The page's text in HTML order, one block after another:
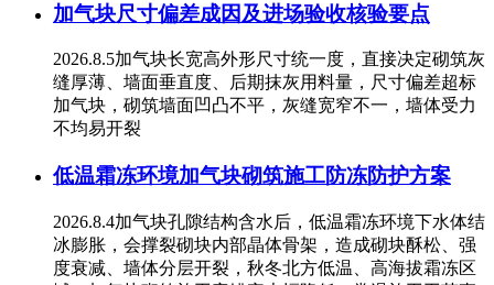
加气块尺寸偏差成因及进场验收核验要点
2026.8.5加气块长宽高外形尺寸统一度，直接决定砌筑灰
缝厚薄、墙面垂直度、后期抹灰用料量，尺寸偏差超标
加气块，砌筑墙面凹凸不平，灰缝宽窄不一，墙体受力
不均易开裂
低温霜冻环境加气块砌筑施工防冻防护方案
2026.8.4加气块孔隙结构含水后，低温霜冻环境下水体结
冰膨胀，会撑裂砌块内部晶体骨架，造成砌块酥松、强
度衰减、墙体分层开裂，秋冬北方低温、高海拔霜冻区